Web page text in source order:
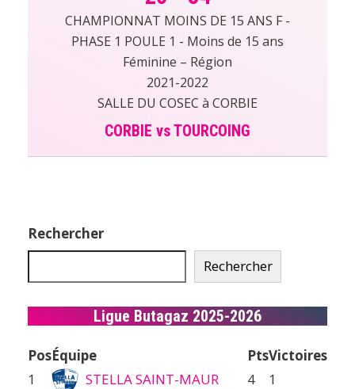
CHAMPIONNAT MOINS DE 15 ANS F -
PHASE 1 POULE 1 - Moins de 15 ans
Féminine – Région
2021-2022
SALLE DU COSEC à CORBIE
CORBIE vs TOURCOING
Rechercher
Rechercher
Ligue Butagaz 2025-2026
PosÉquipe PtsVictoires
1
STELLA SAINT-MAUR 4 1